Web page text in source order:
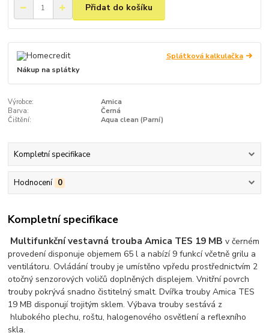
Přidat do košíku
Splátková kalkulačka
Nákup na splátky
Výrobce:
Amica
Barva:
Černá
Čištění:
Aqua clean (Parní)
Kompletní specifikace
Hodnocení 0
Kompletní specifikace
Multifunkční vestavná trouba Amica TES 19 MB v černém
provedení disponuje objemem 65 l a nabízí 9 funkcí včetně grilu a
ventilátoru. Ovládání trouby je umístěno vpředu prostřednictvím 2
otočný senzorových voličů doplněných displejem. Vnitřní povrch
trouby pokrývá snadno čistitelný smalt. Dvířka trouby Amica TES
19 MB disponují trojitým sklem. Výbava trouby sestává z
hlubokého plechu, roštu, halogenového osvětlení a reflexního
skla.